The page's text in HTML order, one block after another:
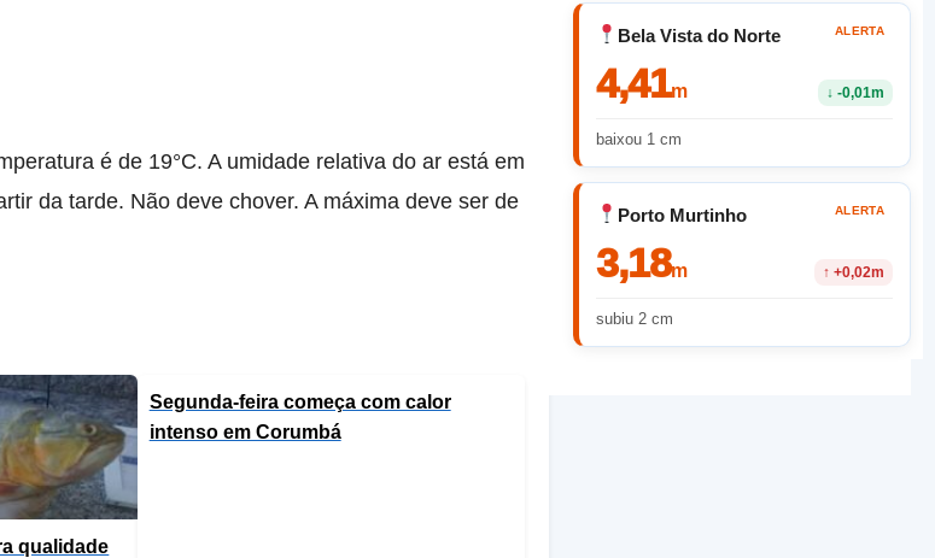
é de 19°C. A umidade relativa do ar está em
da tarde. Não deve chover. A máxima deve ser de
qualidade
Segunda-feira começa com calor
intenso em Corumbá
Bela Vista do Norte ALERTA
4,41m ↓ -0,01m
baixou 1 cm
Porto Murtinho ALERTA
3,18m ↑ +0,02m
subiu 2 cm